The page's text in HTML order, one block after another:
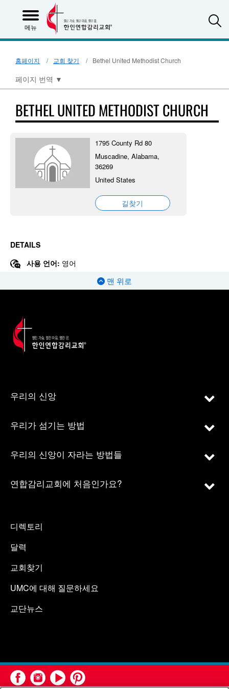
메뉴
홈페이지 교회 찾기 Bethel United Methodist Church
페이지 번역 ▼
BETHEL UNITED METHODIST CHURCH
1795 County Rd 80
Muscadine, Alabama,
36269
United States
길찾기
DETAILS
사용 언어: 영어
맨 위로
우리의 신앙
우리가 섬기는 방법
우리의 신앙이 자라는 방법들
연합감리교회에 처음인가요?
디렉토리
달력
교회찾기
UMC에 대해 질문하세요
교단뉴스